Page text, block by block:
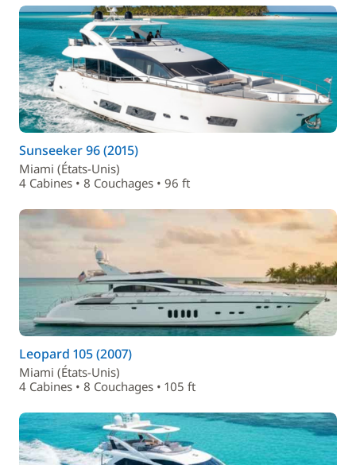
Sunseeker 96 (2015)
Miami (États-Unis)
4 Cabines • 8 Couchages • 96 ft
Leopard 105 (2007)
Miami (États-Unis)
4 Cabines • 8 Couchages • 105 ft